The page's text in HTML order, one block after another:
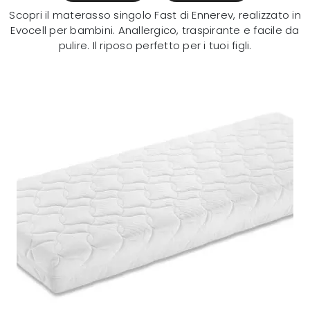
Scopri il materasso singolo Fast di Ennerev, realizzato in
Evocell per bambini. Anallergico, traspirante e facile da
pulire. Il riposo perfetto per i tuoi figli.